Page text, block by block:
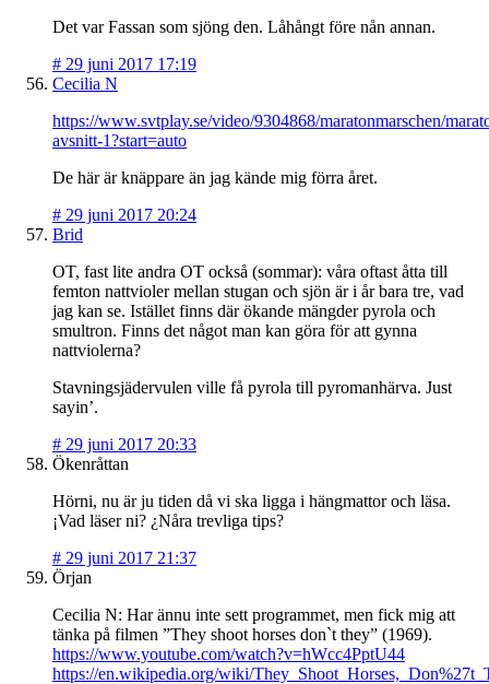
Det var Fassan som sjöng den. Låhångt före nån annan.
# 29 juni 2017 17:19
Cecilia N
https://www.svtplay.se/video/9304868/maratonmarschen/
avsnitt-1?start=auto
De här är knäppare än jag kände mig förra året.
# 29 juni 2017 20:24
Brid
OT, fast lite andra OT också (sommar): våra oftast åtta till
femton nattvioler mellan stugan och sjön är i år bara tre, vad
jag kan se. Istället finns där ökande mängder pyrola och
smultron. Finns det något man kan göra för att gynna
nattviolerna?
Stavningsjädervulen ville få pyrola till pyromanhärva. Just
sayin’.
# 29 juni 2017 20:33
Ökenråttan
Hörni, nu är ju tiden då vi ska ligga i hängmattor och läsa.
¡Vad läser ni? ¿Nåra trevliga tips?
# 29 juni 2017 21:37
Örjan
Cecilia N: Har ännu inte sett programmet, men fick mig att
tänka på filmen ”They shoot horses don`t they” (1969).
https://www.youtube.com/watch?v=hWcc4PptU44
https://en.wikipedia.org/wiki/